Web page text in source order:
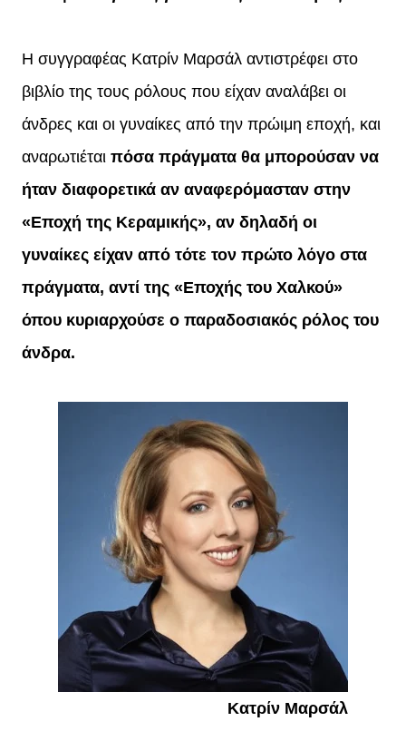
Η συγγραφέας Κατρίν Μαρσάλ αντιστρέφει στο
βιβλίο της τους ρόλους που είχαν αναλάβει οι
άνδρες και οι γυναίκες από την πρώιμη εποχή, και
αναρωτιέται πόσα πράγματα θα μπορούσαν να
ήταν διαφορετικά αν αναφερόμασταν στην
«Εποχή της Κεραμικής», αν δηλαδή οι
γυναίκες είχαν από τότε τον πρώτο λόγο στα
πράγματα, αντί της «Εποχής του Χαλκού»
όπου κυριαρχούσε ο παραδοσιακός ρόλος του
άνδρα.
Κατρίν Μαρσάλ